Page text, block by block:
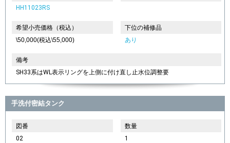
HH11023RS
希望小売価格（税込）
\50,000(税込\55,000)
下位の補修品
あり
備考
SH33系はWL表示リングを上側に付け直し止水位調整要
手洗付密結タンク
図番
02
数量
1